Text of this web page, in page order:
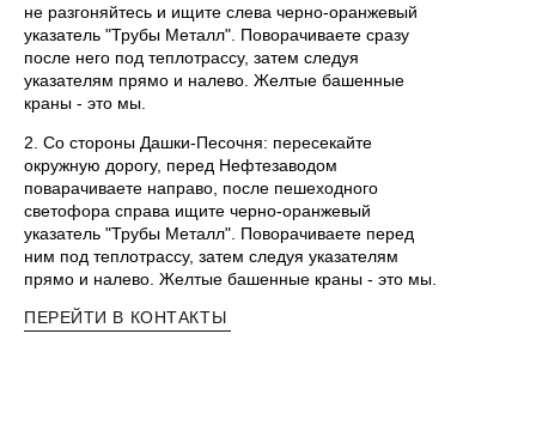
не разгоняйтесь и ищите слева черно-оранжевый
указатель "Трубы Металл". Поворачиваете сразу
после него под теплотрассу, затем следуя
указателям прямо и налево. Желтые башенные
краны - это мы.
2. Со стороны Дашки-Песочня: пересекайте
окружную дорогу, перед Нефтезаводом
поварачиваете направо, после пешеходного
светофора справа ищите черно-оранжевый
указатель "Трубы Металл". Поворачиваете перед
ним под теплотрассу, затем следуя указателям
прямо и налево. Желтые башенные краны - это мы.
ПЕРЕЙТИ В КОНТАКТЫ